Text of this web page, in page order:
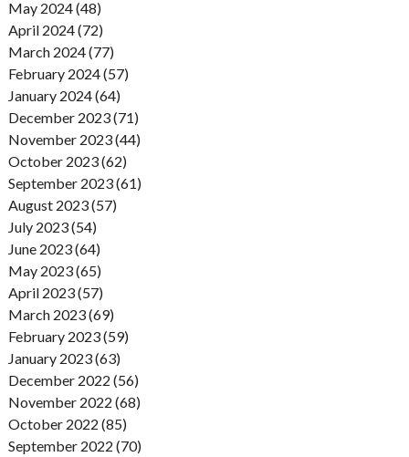
May 2024 (48)
April 2024 (72)
March 2024 (77)
February 2024 (57)
January 2024 (64)
December 2023 (71)
November 2023 (44)
October 2023 (62)
September 2023 (61)
August 2023 (57)
July 2023 (54)
June 2023 (64)
May 2023 (65)
April 2023 (57)
March 2023 (69)
February 2023 (59)
January 2023 (63)
December 2022 (56)
November 2022 (68)
October 2022 (85)
September 2022 (70)